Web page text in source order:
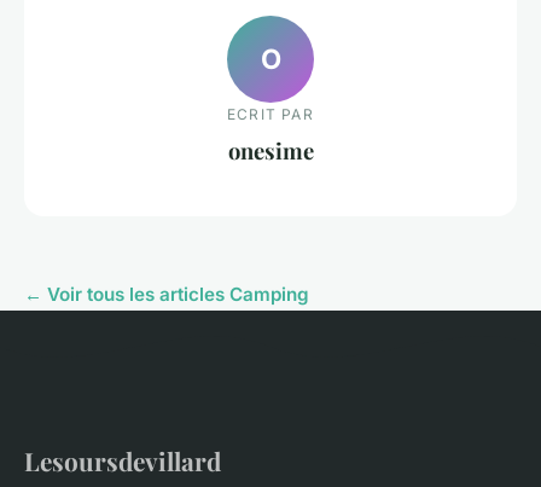
O
ECRIT PAR
onesime
← Voir tous les articles Camping
Lesoursdevillard